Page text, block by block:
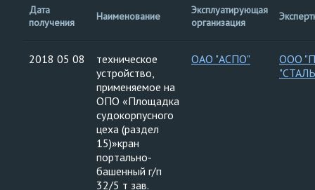
Дата
получения
Наименование
Эксплуатирующая
организация
2018 05 08
техническое
устройство,
применяемое на
ОПО «Площадка
судокорпусного
цеха (раздел
15)»кран
портально-
башенный г/п
32/5 т зав.
ОАО "АСПО"
ООО